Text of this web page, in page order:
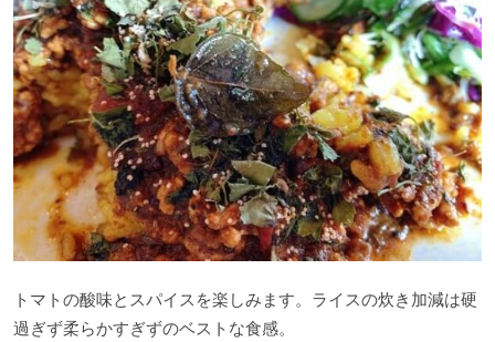
トマトの酸味とスパイスを楽しみます。ライスの炊き加減は硬
過ぎず柔らかすぎずのベストな食感。